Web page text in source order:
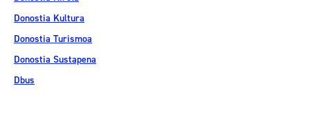
Donostia Kultura
Donostia Turismoa
Donostia Sustapena
Dbus